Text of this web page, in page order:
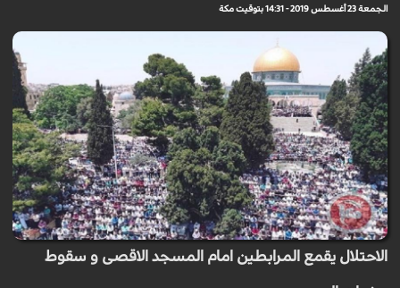
الجمعة 23 أغسطس 2019 - 14:31 بتوقيت مكة
الاحتلال يقمع المرابطين امام المسجد الاقصى و سقوط